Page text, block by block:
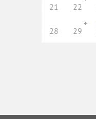
21 22
28 29
+